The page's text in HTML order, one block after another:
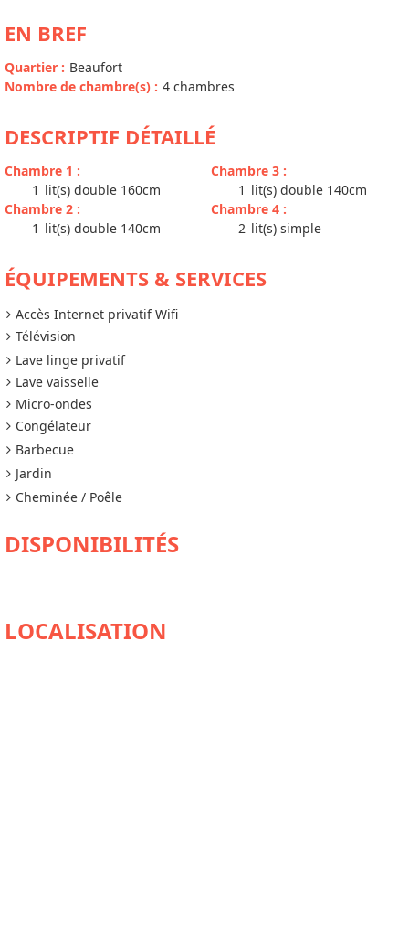
EN BREF
Quartier : Beaufort
Nombre de chambre(s) : 4 chambres
DESCRIPTIF DÉTAILLÉ
Chambre 1 :
1 lit(s) double 160cm
Chambre 2 :
1 lit(s) double 140cm
Chambre 3 :
1 lit(s) double 140cm
Chambre 4 :
2 lit(s) simple
ÉQUIPEMENTS & SERVICES
Accès Internet privatif Wifi
Télévision
Lave linge privatif
Lave vaisselle
Micro-ondes
Congélateur
Barbecue
Jardin
Cheminée / Poêle
DISPONIBILITÉS